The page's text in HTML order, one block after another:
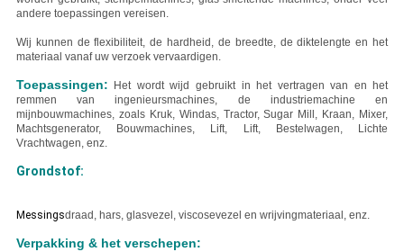
andere toepassingen vereisen.
Wij kunnen de flexibiliteit, de hardheid, de breedte, de diktelengte en het
materiaal vanaf uw verzoek vervaardigen.
Toepassingen: Het wordt wijd gebruikt in het vertragen van en het
remmen van ingenieursmachines, de industriemachine en
mijnbouwmachines, zoals Kruk, Windas, Tractor, Sugar Mill, Kraan, Mixer,
Machtsgenerator, Bouwmachines, Lift, Lift, Bestelwagen, Lichte
Vrachtwagen, enz.
Grondstof:
Messingsdraad, hars, glasvezel, viscosevezel en wrijvingmateriaal, enz.
Verpakking & het verschepen: